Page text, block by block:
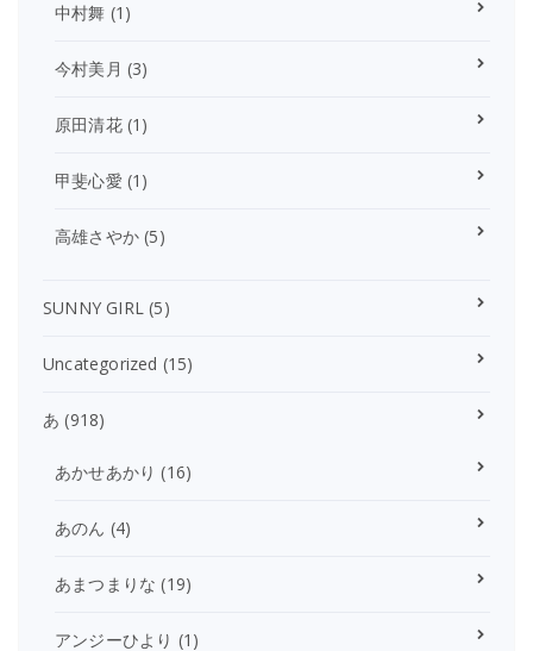
中村舞 (1)
今村美月 (3)
原田清花(1)
甲斐心愛 (1)
高雄さやか (5)
SUNNY GIRL (5)
Uncategorized (15)
あ (918)
あかせあかり (16)
あのん (4)
あまつまりな (19)
アンジーひより (1)